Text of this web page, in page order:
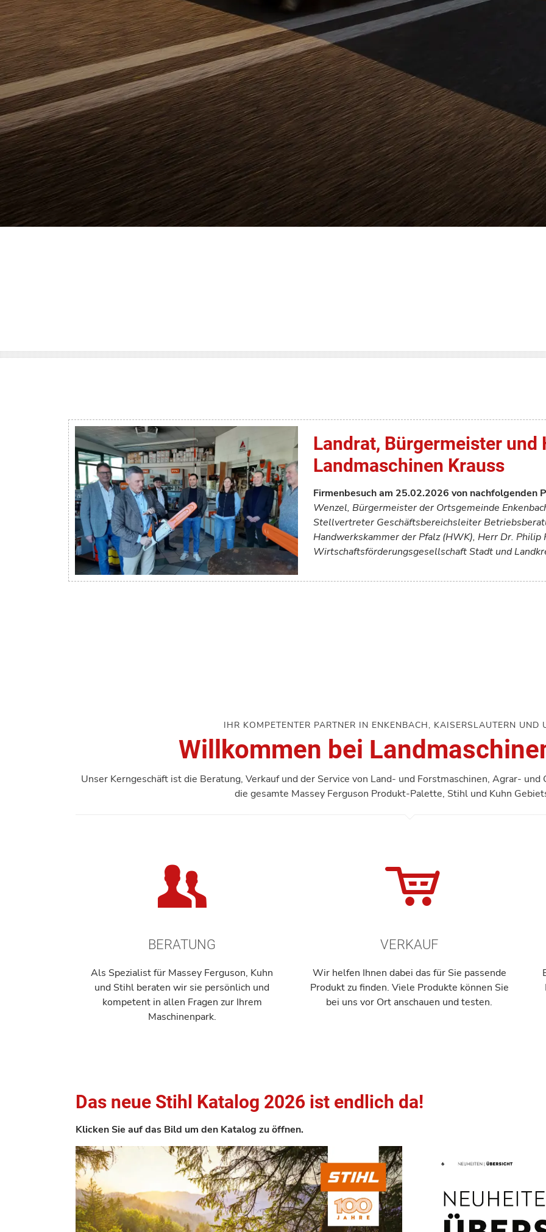
Landrat, Bürgermeister und
Landmaschinen Krauss
Firmenbesuch am 25.02.2026 von nachfolgenden
Wenzel, Bürgermeister der Ortsgemeinde
Stellvertreter Geschäftsbereichsleiter
Handwerkskammer der Pfalz (HWK), Herr Dr. Philip
Wirtschaftsförderungsgesellschaft Stadt und
IHR KOMPETENTER PARTNER IN ENKENBACH, KAISERSLAUTERN UND
Willkommen bei
Unser Kerngeschäft ist die Beratung, Verkauf und der Service von Land- und Forstmaschinen, Agrar-
die gesamte Massey Ferguson Produkt-Palette, Stihl und Kuhn
BERATUNG
Als Spezialist für Massey Ferguson, Kuhn
und Stihl beraten wir sie persönlich und
kompetent in allen Fragen zur Ihrem
Maschinenpark.
VERKAUF
Wir helfen Ihnen dabei das für Sie passende
Produkt zu finden. Viele Produkte können Sie
bei uns vor Ort anschauen und testen.
Das neue Stihl Katalog 2026 ist endlich da!
Klicken Sie auf das Bild um den Katalog zu öffnen.